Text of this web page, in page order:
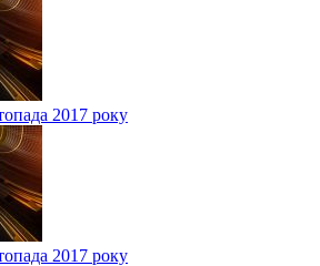
2017 року
2017 року